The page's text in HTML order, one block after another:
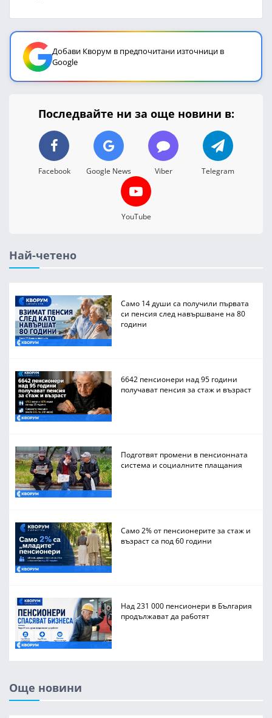
Добави Кворум в предпочитани източници в
Google
Последвайте ни за още новини в:
Facebook Google News Viber Telegram
YouTube
Най-четено
Само 14 души са получили първата
си пенсия след навършване на 80
години
6642 пенсионери над 95 години
получават пенсия за стаж и възраст
Подготвят промени в пенсионната
система и социалните плащания
Само 2% от пенсионерите за стаж и
възраст са под 60 години
Над 231 000 пенсионери в България
продължават да работят
Още новини